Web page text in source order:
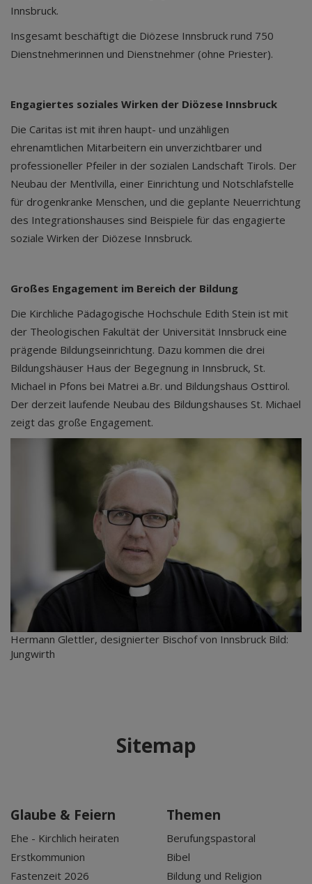
Innsbruck.
Insgesamt beschäftigt die Diözese Innsbruck rund 750
Dienstnehmerinnen und Dienstnehmer (ohne Priester).
Engagiertes soziales Wirken der Diözese Innsbruck
Die Caritas ist mit ihren haupt- und unzähligen
ehrenamtlichen Mitarbeitern ein unverzichtbarer und
professioneller Pfeiler in der sozialen Landschaft Tirols. Der
Neubau der Mentlvilla, einer Einrichtung und Notschlafstelle
für drogenkranke Menschen, und die geplante Neuerrichtung
des Integrationshauses sind Beispiele für das engagierte
soziale Wirken der Diözese Innsbruck.
Großes Engagement im Bereich der Bildung
Die Kirchliche Pädagogische Hochschule Edith Stein ist mit
der Theologischen Fakultät der Universität Innsbruck eine
prägende Bildungseinrichtung. Dazu kommen die drei
Bildungshäuser Haus der Begegnung in Innsbruck, St.
Michael in Pfons bei Matrei a.Br. und Bildungshaus Osttirol.
Der derzeit laufende Neubau des Bildungshauses St. Michael
zeigt das große Engagement.
Hermann Glettler, designierter Bischof von Innsbruck Bild:
Jungwirth
Sitemap
Glaube & Feiern
Ehe - Kirchlich heiraten
Erstkommunion
Fastenzeit 2026
Themen
Berufungspastoral
Bibel
Bildung und Religion